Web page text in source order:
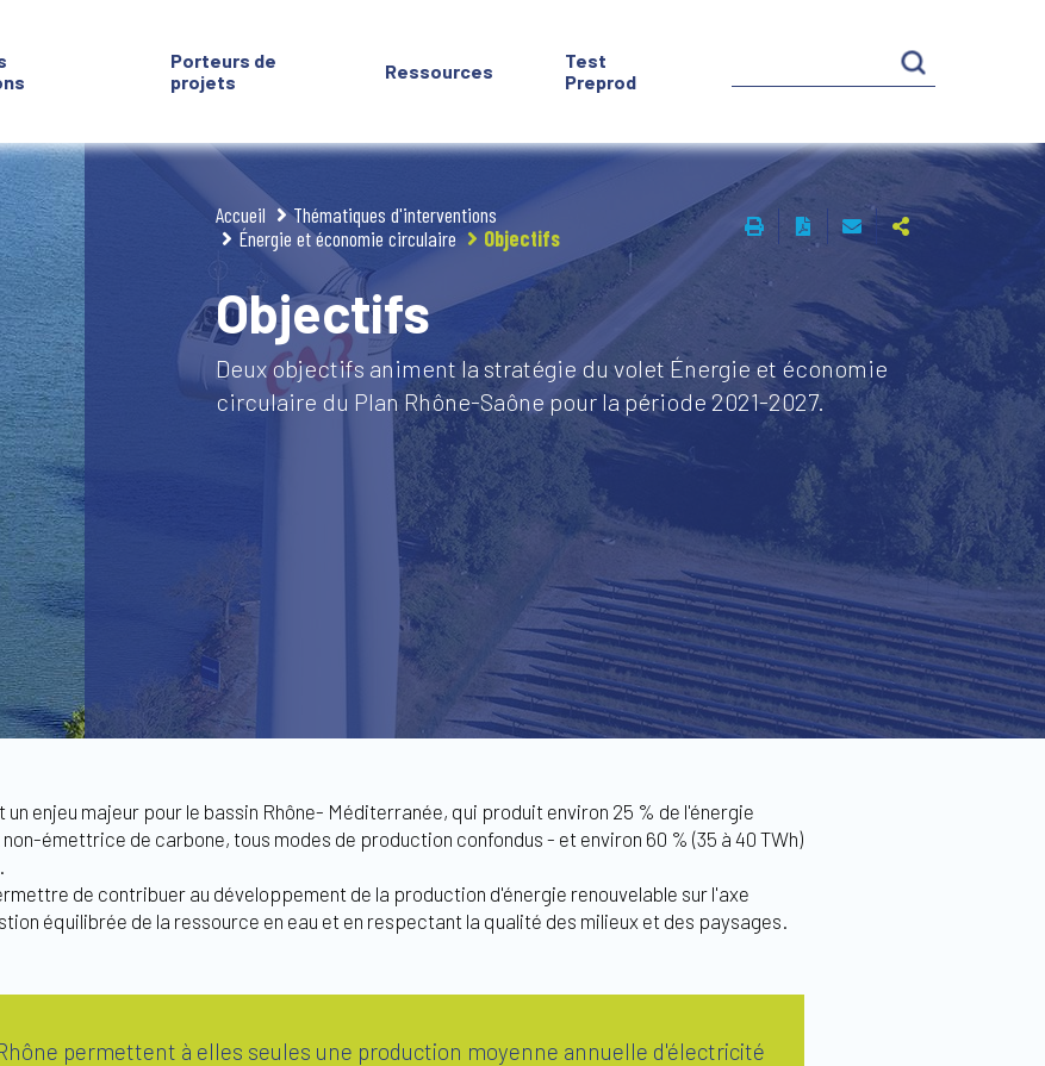
Porteurs de
projets
Ressources
Test
Preprod
Accueil
Thématiques d'interventions
Énergie et économie circulaire
Objectifs
Objectifs
Deux objectifs animent la stratégie du volet Énergie et économie
circulaire du Plan Rhône-Saône pour la période 2021-2027.
enjeu majeur pour le bassin Rhône- Méditerranée, qui produit environ 25 % de l'énergie
émettrice de carbone, tous modes de production confondus - et environ 60 % (35 à 40 TWh)
de contribuer au développement de la production d'énergie renouvelable sur l'axe
équilibrée de la ressource en eau et en respectant la qualité des milieux et des paysages.
permettent à elles seules une production moyenne annuelle d'électricité